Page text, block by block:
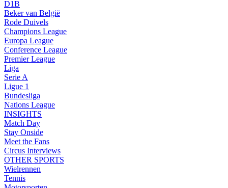
D1B
Beker van België
Rode Duivels
Champions League
Europa League
Conference League
Premier League
Liga
Serie A
Ligue 1
Bundesliga
Nations League
INSIGHTS
Match Day
Stay Onside
Meet the Fans
Circus Interviews
OTHER SPORTS
Wielrennen
Tennis